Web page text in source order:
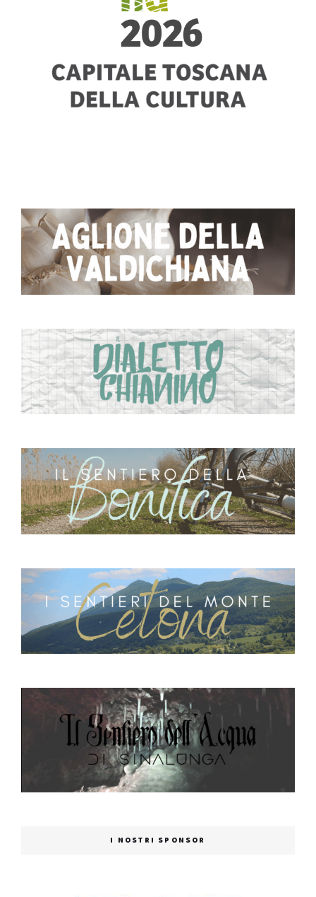
I NOSTRI SPONSOR